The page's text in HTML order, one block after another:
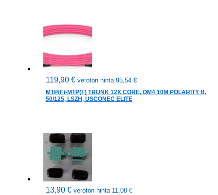
119,90 € veroton hinta 95,54 €
MTP(F)-MTP(F) TRUNK 12X CORE, OM4 10M POLARITY B,
50/125, LSZH, USCONEC ELITE
13,90 € veroton hinta 11,08 €